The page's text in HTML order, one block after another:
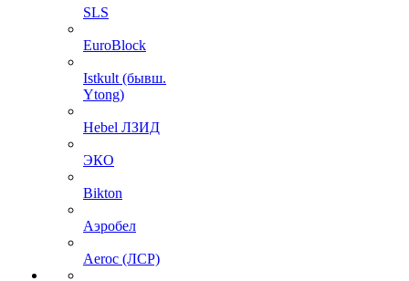
SLS
EuroBlock
Istkult (бывш.
Ytong)
Hebel ЛЗИД
ЭКО
Bikton
Аэробел
Aeroc (ЛСР)